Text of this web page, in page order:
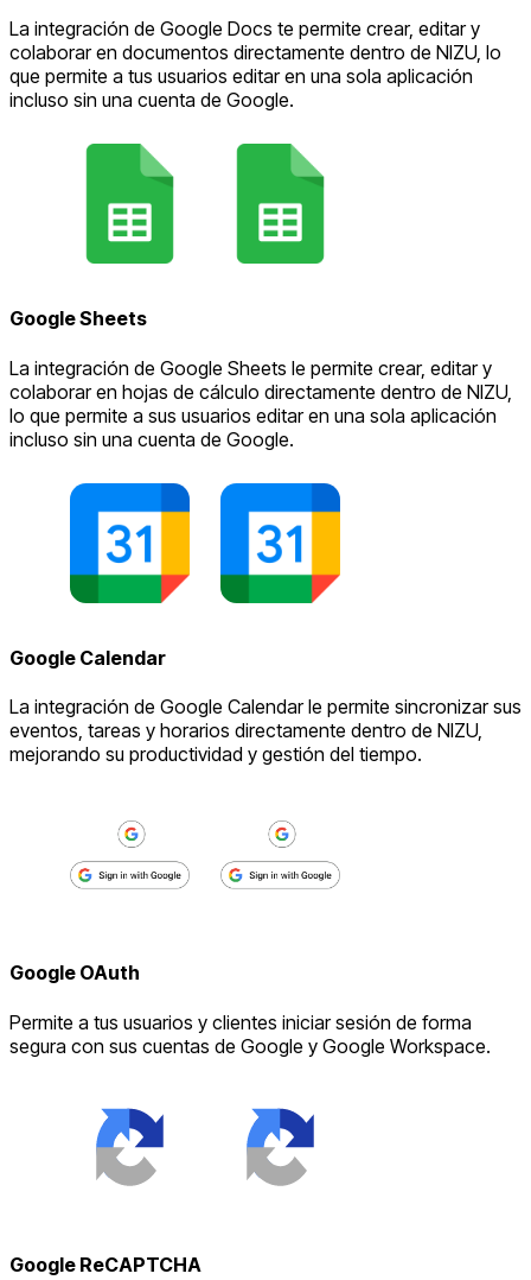
La integración de Google Docs te permite crear, editar y
colaborar en documentos directamente dentro de NIZU, lo
que permite a tus usuarios editar en una sola aplicación
incluso sin una cuenta de Google.
Google Sheets
La integración de Google Sheets le permite crear, editar y
colaborar en hojas de cálculo directamente dentro de NIZU,
lo que permite a sus usuarios editar en una sola aplicación
incluso sin una cuenta de Google.
Google Calendar
La integración de Google Calendar le permite sincronizar sus
eventos, tareas y horarios directamente dentro de NIZU,
mejorando su productividad y gestión del tiempo.
Google OAuth
Permite a tus usuarios y clientes iniciar sesión de forma
segura con sus cuentas de Google y Google Workspace.
Google ReCAPTCHA